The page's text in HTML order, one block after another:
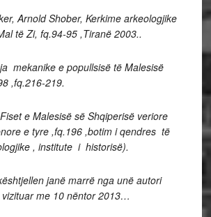
Arnold Shober, Kerkime arkeologjike
të Zi, fq.94-95 ,Tiranë 2003..
mekanike e popullsisë të Malesisë
,fq.216-219.
e Malesisë së Shqiperisë veriore
e tyre ,fq.196 ,botim i qendres të
, institute i historisë).
janë marrë nga unë autori
me 10 nëntor 2013…